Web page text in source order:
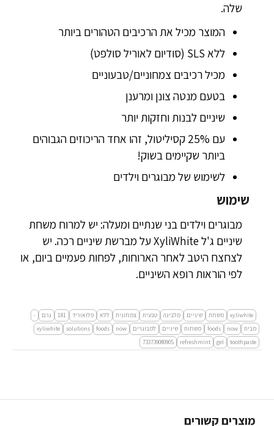
שלה.
המוצר מכיל את הרכיבים הטהורים ביותר
ללא SLS (סודיום לאוריל סולפט)
מכיל רכיבים צמחוניים/טבעוניים
בטעם מנטה צונן ומרענן
שיניים לבנות וחזקות יותר
עם 25% קסיליטול, זהו אחד הריכוזים הגבוהים
ביותר שקיימים בשוק!
לשימוש של מבוגרים וילדים
שימוש
מבוגרים וילדים בני שנתיים ומעלה: יש למרוח משחת
שיניים ג'ל XyliWhite על מברשת שיניים רכה. יש
לצחצח היטב לאחר הארוחות, לפחות פעמיים ביום, או
לפי הוראות רופא השיניים.
xyliwhite משחת שיניים מלבינה טבעית צמחונית ללא פלואוריד 181 גרם
-
מבית
now
foods משחות שיניים למבוגרים now
foods
solutions
xyliwhite
toothpaste
gel
refreshmint
733739080905
מוצרים קשורים